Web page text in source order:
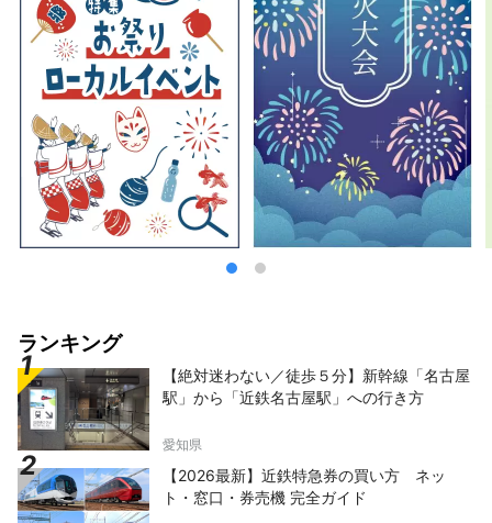
ランキング
【絶対迷わない／徒歩５分】新幹線「名古屋
駅」から「近鉄名古屋駅」への行き方
愛知県
【2026最新】近鉄特急券の買い方 ネッ
ト・窓口・券売機 完全ガイド